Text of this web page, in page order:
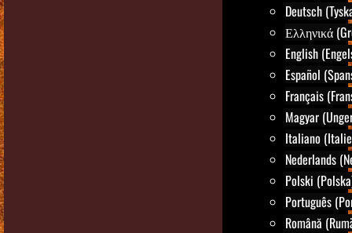
Deutsch
Ελληνικά
English
Español
Français
Magyar
Italiano
Nederlands
Polski
Português
Română